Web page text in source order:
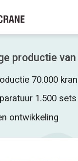
productie
70.000
1.500 sets
ontwikkeling